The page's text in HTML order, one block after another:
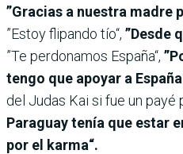
”Gracias a nuestra madre
”Estoy flipando tío“, ”Desde
”Te perdonamos España“,
tengo que apoyar a
del Judas Kai si fue un payé
Paraguay tenía que estar
por el karma“.